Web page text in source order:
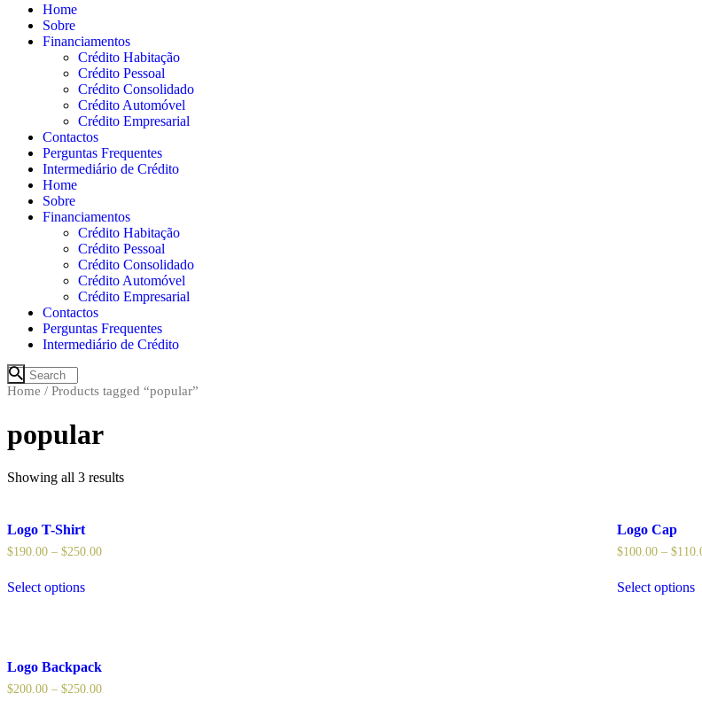
Home
Sobre
Financiamentos
Crédito Habitação
Crédito Pessoal
Crédito Consolidado
Crédito Automóvel
Crédito Empresarial
Contactos
Perguntas Frequentes
Intermediário de Crédito
Home
Sobre
Financiamentos
Crédito Habitação
Crédito Pessoal
Crédito Consolidado
Crédito Automóvel
Crédito Empresarial
Contactos
Perguntas Frequentes
Intermediário de Crédito
Home / Products tagged “popular”
popular
Showing all 3 results
Logo T-Shirt
$190.00 – $250.00
Select options
Logo Cap
$100.00– $
Select options
Logo Backpack
$200.00 – $250.00